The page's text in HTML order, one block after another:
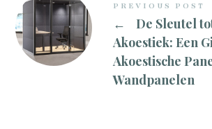
PREVIOUS POST
←
De Sleutel
Akoestiek: Een
Akoestische
Wandpanelen